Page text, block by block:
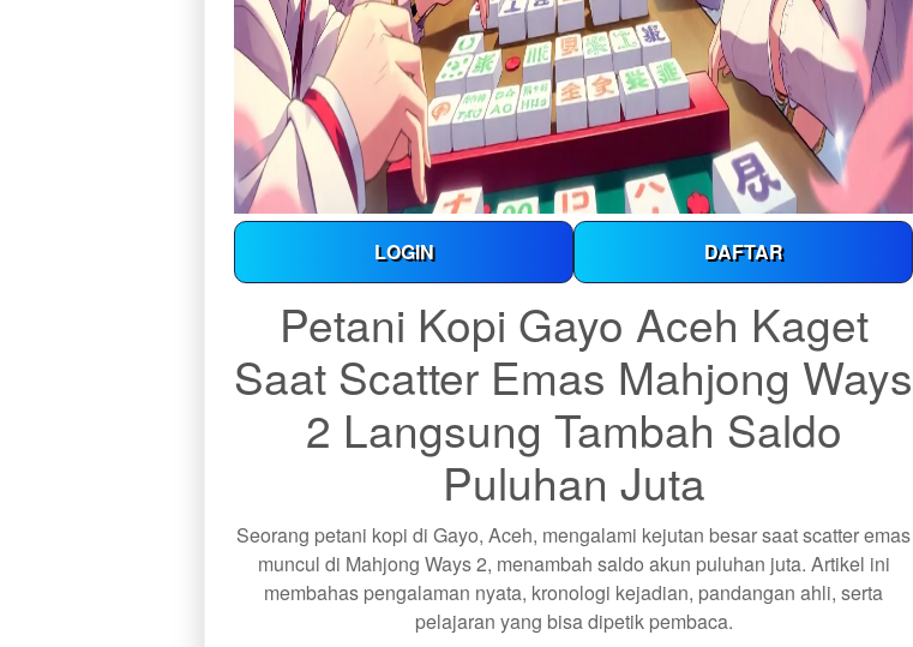
LOGIN DAFTAR
Petani Kopi Gayo Aceh Kaget
Saat Scatter Emas Mahjong Ways
2 Langsung Tambah Saldo
Puluhan Juta
Seorang petani kopi di Gayo, Aceh, mengalami kejutan besar saat scatter emas
muncul di Mahjong Ways 2, menambah saldo akun puluhan juta. Artikel ini
membahas pengalaman nyata, kronologi kejadian, pandangan ahli, serta
pelajaran yang bisa dipetik pembaca.